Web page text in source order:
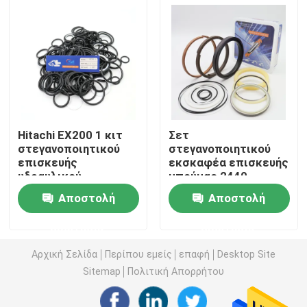
Εξάρτηση σφραγίδων εκσκαφέων
jcb εξάρτηση σφραγίδων
Υδραυλική σφραγίδα ράβδων
Υδραυλικό παρέμβυσμα ελαίου
Υδραυλική σφραγίδα σκόνης
Υδραυλική σφραγίδα εμβόλων
Hitachi EX200 1 κιτ
στεγανοποιητικού
επισκευής
υδραυλικού
κυλίνδρου για
βαλβίδα ελέγχου
εκσκαφέα
Αποστολή
Σετ
στεγανοποιητικού
εκσκαφέα επισκευής
μπούμας 2440
9238KT Για Daewoo
DH300 5 DH300 7
Αποστολή
Αρχική Σελίδα Περίπου εμείς επαφή
Desktop Site
Sitemap
Πολιτική Απορρήτου